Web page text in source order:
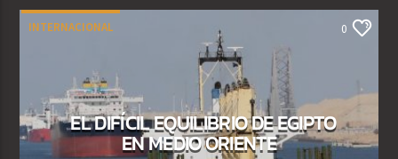
INTERNACIONAL 0
EL DIFÍCIL EQUILIBRIO DE EGIPTO
EN MEDIO ORIENTE